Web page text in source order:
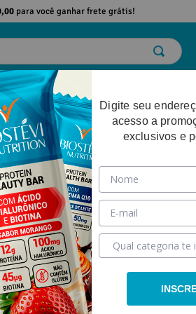
para você ganhar frete grátis!
FÍSICO
Digite seu
acesso a
exclusivos e